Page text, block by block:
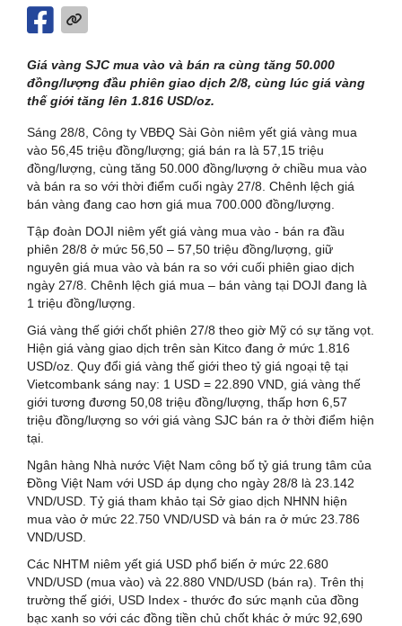
Giá vàng SJC mua vào và bán ra cùng tăng 50.000
đồng/lượng đầu phiên giao dịch 2/8, cùng lúc giá vàng
thế giới tăng lên 1.816 USD/oz.
Sáng 28/8, Công ty VBĐQ Sài Gòn niêm yết giá vàng mua
vào 56,45 triệu đồng/lượng; giá bán ra là 57,15 triệu
đồng/lượng, cùng tăng 50.000 đồng/lượng ở chiều mua vào
và bán ra so với thời điểm cuối ngày 27/8. Chênh lệch giá
bán vàng đang cao hơn giá mua 700.000 đồng/lượng.
Tập đoàn DOJI niêm yết giá vàng mua vào - bán ra đầu
phiên 28/8 ở mức 56,50 – 57,50 triệu đồng/lượng, giữ
nguyên giá mua vào và bán ra so với cuối phiên giao dịch
ngày 27/8. Chênh lệch giá mua – bán vàng tại DOJI đang là
1 triệu đồng/lượng.
Giá vàng thế giới chốt phiên 27/8 theo giờ Mỹ có sự tăng vọt.
Hiện giá vàng giao dịch trên sàn Kitco đang ở mức 1.816
USD/oz. Quy đổi giá vàng thế giới theo tỷ giá ngoại tệ tại
Vietcombank sáng nay: 1 USD = 22.890 VND, giá vàng thế
giới tương đương 50,08 triệu đồng/lượng, thấp hơn 6,57
triệu đồng/lượng so với giá vàng SJC bán ra ở thời điểm hiện
tại.
Ngân hàng Nhà nước Việt Nam công bố tỷ giá trung tâm của
Đồng Việt Nam với USD áp dụng cho ngày 28/8 là 23.142
VND/USD. Tỷ giá tham khảo tại Sở giao dịch NHNN hiện
mua vào ở mức 22.750 VND/USD và bán ra ở mức 23.786
VND/USD.
Các NHTM niêm yết giá USD phổ biến ở mức 22.680
VND/USD (mua vào) và 22.880 VND/USD (bán ra). Trên thị
trường thế giới, USD Index - thước đo sức mạnh của đồng
bạc xanh so với các đồng tiền chủ chốt khác ở mức 92,690